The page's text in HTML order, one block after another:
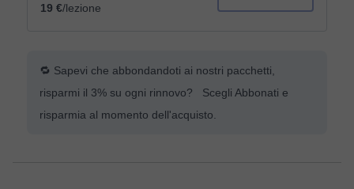
19 €/lezione
🔁 Sapevi che abbondandoti ai nostri pacchetti,
risparmi il 3% su ogni rinnovo? Scegli Abbonati e
risparmia al momento dell'acquisto.